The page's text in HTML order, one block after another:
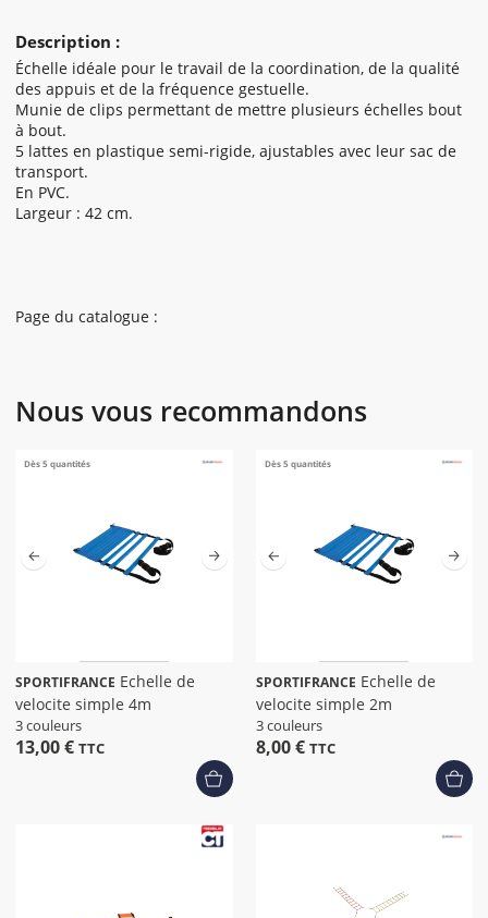
Description :
Échelle idéale pour le travail de la coordination, de la qualité
des appuis et de la fréquence gestuelle.
Munie de clips permettant de mettre plusieurs échelles bout
à bout.
5 lattes en plastique semi-rigide, ajustables avec leur sac de
transport.
En PVC.
Largeur : 42 cm.
Page du catalogue :
Nous vous recommandons
Dès 5 quantités
SPORTIFRANCE
velocite simple 4m
3 couleurs
13,00 € TTC
Dès 5 quantités
SPORTIFRANCE
velocite simple 2m
3 couleurs
8,00 € TTC